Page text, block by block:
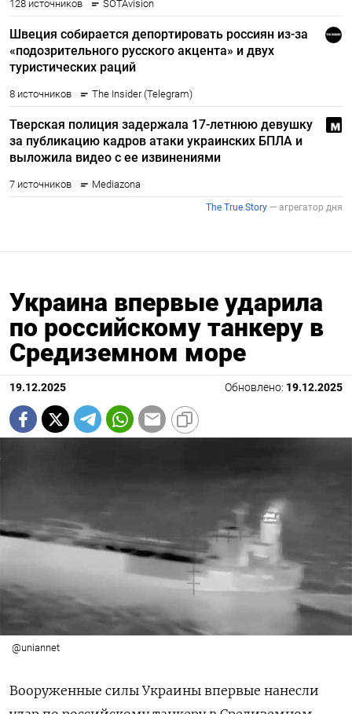
Украина впервые ударила
по российскому танкеру в
Средиземном море
19.12.2025 Обновлено: 19.12.2025
@uniannet
Вооруженные силы Украины впервые нанесли